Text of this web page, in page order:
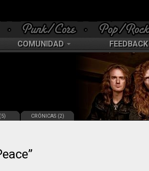
COMUNIDAD FEEDBACK
CRÓNICAS (2)